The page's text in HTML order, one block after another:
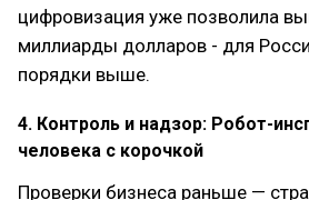
цифровизация уже позволила
миллиарды долларов - для
порядки выше.
4. Контроль и надзор: Робот-
человека с корочкой
Проверки бизнеса раньше —